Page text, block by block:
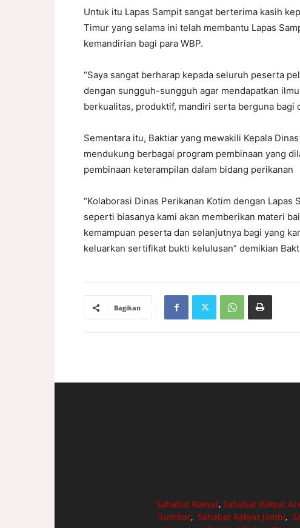
Untuk itu Lapas Sampit sangat berterima kasih
Timur yang selama ini telah membantu Lapas
kemandirian bagi para WBP.
“Saya sangat berharap kepada seluruh peserta
dengan sungguh-sungguh agar mendapatkan
berkualitas, produktif, mandiri serta berguna bagi
Sementara itu, Baktiar yang mewakili Kepala
mendukung berbagai program pembinaan yang
pembinaan keterampilan dalam bidang perikanan
“Kolaborasi Dinas Perikanan Kotim dengan
seperti biasanya kami akan memberikan materi
kemampuan peserta dan selanjutnya bagi yang
keluarkan sertifikat bukti kelulusan” demikian
Bagikan
Sahabat Rakyat, Sahabat Rakyat
Sumbar,Sahabat Rakyat Jambi,